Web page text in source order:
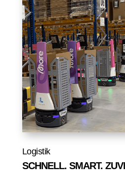
Von Elsdorf aus
Warenströme und
täglich
unterstützt durch
Logistik
SCHNELL. SMART.